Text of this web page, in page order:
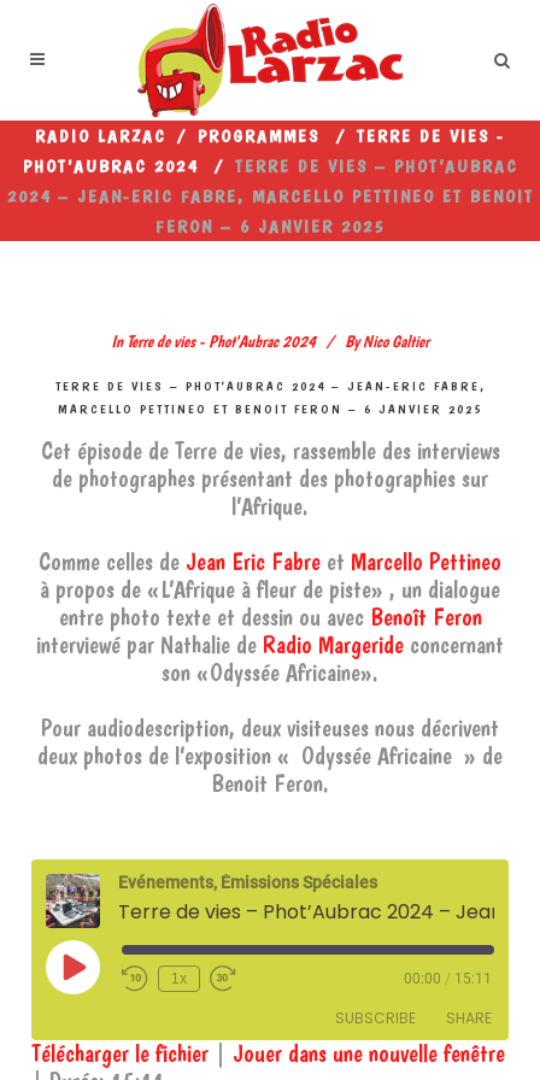
RADIO LARZAC / PROGRAMMES / TERRE DE VIES -
PHOT'AUBRAC 2024
/ TERRE DE VIES – PHOT’AUBRAC
2024 – JEAN-ERIC FABRE, MARCELLO PETTINEO ET BENOIT
FERON – 6 JANVIER 2025
In Terre de vies - Phot'Aubrac 2024 By Nico Galtier
TERRE DE VIES – PHOT’AUBRAC 2024 – JEAN-ERIC FABRE,
MARCELLO PETTINEO ET BENOIT FERON – 6 JANVIER 2025
Cet épisode de Terre de vies, rassemble des interviews
de photographes présentant des photographies sur
l’Afrique.
Comme celles de Jean Eric Fabre et Marcello Pettineo
à propos de «L’Afrique à fleur de piste» , un dialogue
entre photo texte et dessin ou avec Benoît Feron
interviewé par Nathalie de Radio Margeride concernant
son «Odyssée Africaine».
Pour audiodescription, deux visiteuses nous décrivent
deux photos de l’exposition « Odyssée Africaine » de
Benoit Feron.
Evénements, Émissions Spéciales
Play
Episode
1x 00:00 / 15:11
SUBSCRIBE SHARE
Télécharger le fichier
Jouer dans une nouvelle fenêtre